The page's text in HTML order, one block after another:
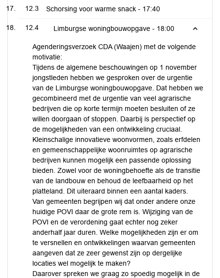
12.3 Schorsing voor warme snack - 17:40
12.4 Limburgse woningbouwopgave - 18:00
Agenderingsverzoek CDA (Waajen) met de volgende
motivatie:
Tijdens de algemene beschouwingen op 1 november
jongstleden hebben we gesproken over de urgentie
van de Limburgse woningbouwopgave. Dat hebben we
gecombineerd met de urgentie van veel agrarische
bedrijven die op korte termijn moeten besluiten of ze
willen doorgaan of stoppen. Daarbij is perspectief op
de mogelijkheden van een ontwikkeling cruciaal.
Kleinschalige innovatieve woonvormen, zoals erfdelen
en gemeenschappelijke woonruimtes op agrarische
bedrijven kunnen mogelijk een passende oplossing
bieden. Zowel voor de woningbehoefte als de transitie
van de landbouw en behoud de leefbaarheid op het
platteland. Dit uiteraard binnen een aantal kaders.
Van gemeenten begrijpen wij dat onder andere onze
huidige POVI daar de grote rem is. Wijziging van de
POVI en de verordening gaat echter nog zeker
anderhalf jaar duren. Welke mogelijkheden zijn er om
te versnellen en ontwikkelingen waarvan gemeenten
aangeven dat ze zeer gewenst zijn op dergelijke
locaties wel mogelijk te maken?
Daarover spreken we graag zo spoedig mogelijk in de